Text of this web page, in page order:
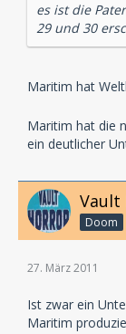
es ist die
29 und 30
Maritim hat
Maritim hat die
ein deutlicher
Doom
27. März 2011
Ist zwar ein
Maritim